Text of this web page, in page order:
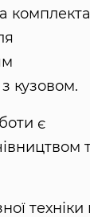
кузовом.
є
техніки